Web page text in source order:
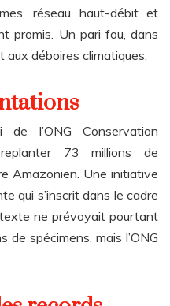
réseau haut-débit et
promis. Un pari fou, dans
déboires climatiques.
l’ONG Conservation
73 millions de
Amazonien. Une initiative
qui s’inscrit dans le cadre
ne prévoyait pourtant
de spécimens, mais l’ONG